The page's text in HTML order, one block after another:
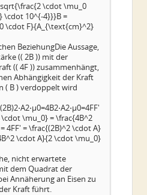
\sqrt{\frac{2 \cdot \mu_0
\cdot 10^{-4}}}B =
\cdot F}{A_{\text{cm}^2}
BeziehungDie Aussage,
(( 2B )) mit der
(( 4F )) zusammenhängt,
Abhängigkeit der Kraft
( B ) verdoppelt wird
\mu_0} = \frac{4B^2
4FF' = \frac{(2B)^2 \cdot A}
\cdot A}{2 \cdot \mu_0}
nicht erwartete
dem Quadrat der
Annäherung an Eisen zu
Kraft führt.